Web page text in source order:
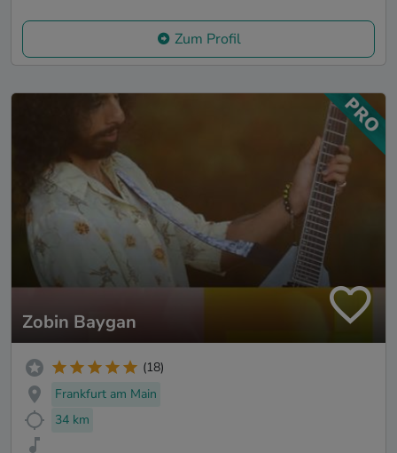
Zum Profil
Zobin Baygan
(18)
Frankfurt am Main
34 km